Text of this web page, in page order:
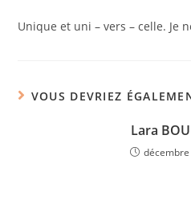
Unique et uni – vers – celle. Je
VOUS DEVRIEZ
Lara
décembre